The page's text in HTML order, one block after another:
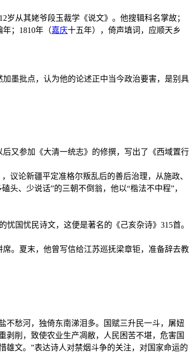
岁从其姥爷段玉裁学《说文》。他搜辑科名掌故；
；1810年（嘉庆十五年），倚声填词，应顺天乡
墨批点，认为他的论述正中当今政治要害，是别具
又参加《大清一统志》的修撰，写出了《西域置行
议论新疆平定准格尔叛乱后的善后治理，从施政、
头、少说话”的三朝不倒翁，他以“楷法不中程”，
国忧民诗文，这便是著名的《己亥杂诗》315首。
。夏末，他曾写信给江苏巡抚梁章钜，准备辞去教
不愁河，独倚东南涕泪多。国赋三升民一斗，屠妞
削，致使农业生产凋敝，人民困苦不堪，危害国
雄文。”表达诗人对禁烟斗争的关注，对国家命运的